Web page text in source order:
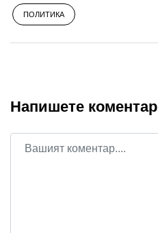
ПОЛИТИКА
Напишете коментар